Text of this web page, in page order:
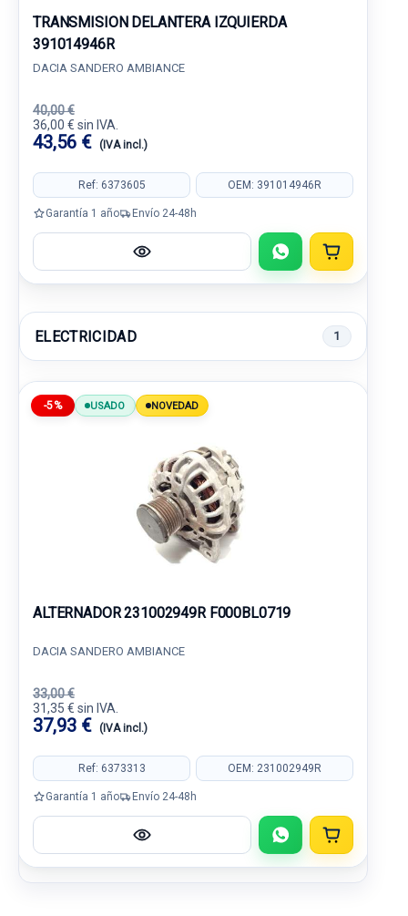
TRANSMISION DELANTERA IZQUIERDA
391014946R
DACIA SANDERO AMBIANCE
40,00 €
36,00 € sin IVA.
43,56 € (IVA incl.)
Ref: 6373605 OEM: 391014946R
Garantía 1 año Envío 24-48h
ELECTRICIDAD 1
-5% USADO NOVEDAD
ALTERNADOR 231002949R F000BL0719
DACIA SANDERO AMBIANCE
33,00 €
31,35 € sin IVA.
37,93 € (IVA incl.)
Ref: 6373313 OEM: 231002949R
Garantía 1 año Envío 24-48h